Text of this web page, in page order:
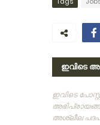
ഇവിടെ
ഇവിടെ
അശ്ലീല